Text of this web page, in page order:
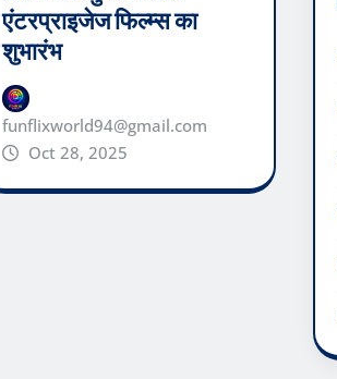
एंटरप्राइजेज फिल्म्स का
शुभारंभ
funflixworld94@gmail.com
Oct 28, 2025